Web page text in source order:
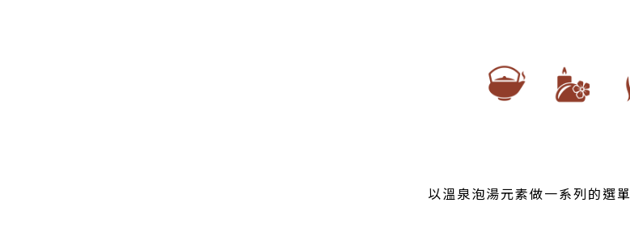
以溫泉泡湯元素做一系列的選